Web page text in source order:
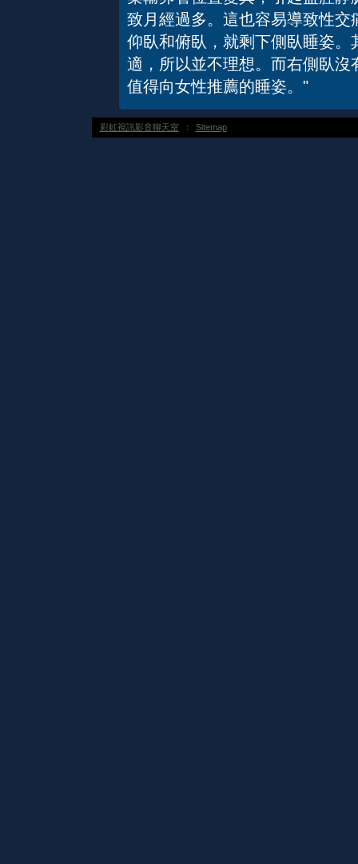
致月經過多。這也容易導致性
仰臥和俯臥，就剩下側臥睡姿
適，所以並不理想。而右側臥
值得向女性推薦的睡姿。"
彩虹視訊影音聊天室 ： Sitemap